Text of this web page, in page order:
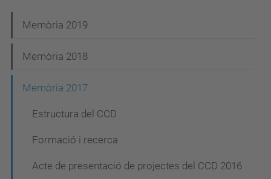
a
v
Memòria 2019
Memòria 2018
Memòria 2017
Estructura del CCD
Formació i recerca
Acte de presentació de projectes del CCD 2016